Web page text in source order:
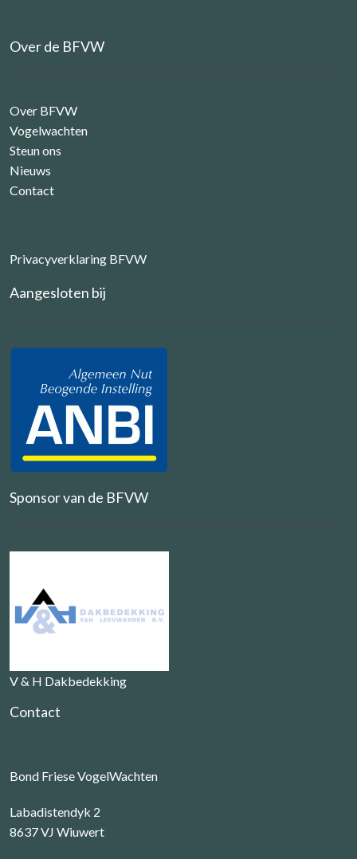
Over de BFVW
Over BFVW
Vogelwachten
Steun ons
Nieuws
Contact
Privacyverklaring BFVW
Aangesloten bij
Sponsor van de BFVW
V & H Dakbedekking
Contact
Bond Friese VogelWachten
Labadistendyk 2
8637 VJ Wiuwert